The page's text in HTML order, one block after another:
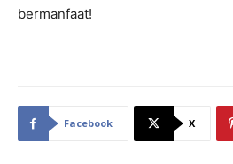
bermanfaat!
Facebook X